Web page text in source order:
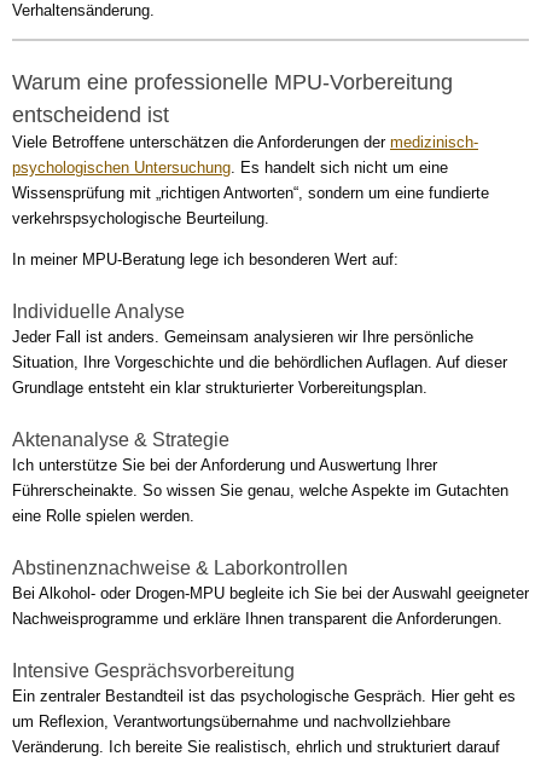
Verhaltensänderung.
Warum eine professionelle MPU-Vorbereitung
entscheidend ist
Viele Betroffene unterschätzen die Anforderungen der medizinisch-
psychologischen Untersuchung. Es handelt sich nicht um eine
Wissensprüfung mit „richtigen Antworten“, sondern um eine fundierte
verkehrspsychologische Beurteilung.
In meiner MPU-Beratung lege ich besonderen Wert auf:
Individuelle Analyse
Jeder Fall ist anders. Gemeinsam analysieren wir Ihre persönliche
Situation, Ihre Vorgeschichte und die behördlichen Auflagen. Auf dieser
Grundlage entsteht ein klar strukturierter Vorbereitungsplan.
Aktenanalyse & Strategie
Ich unterstütze Sie bei der Anforderung und Auswertung Ihrer
Führerscheinakte. So wissen Sie genau, welche Aspekte im Gutachten
eine Rolle spielen werden.
Abstinenznachweise & Laborkontrollen
Bei Alkohol- oder Drogen-MPU begleite ich Sie bei der Auswahl geeigneter
Nachweisprogramme und erkläre Ihnen transparent die Anforderungen.
Intensive Gesprächsvorbereitung
Ein zentraler Bestandteil ist das psychologische Gespräch. Hier geht es
um Reflexion, Verantwortungsübernahme und nachvollziehbare
Veränderung. Ich bereite Sie realistisch, ehrlich und strukturiert darauf